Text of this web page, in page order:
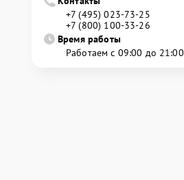
+7 (495) 023-73-25
+7 (800) 100-33-26
Время работы
Работаем с 09:00 до 21:00